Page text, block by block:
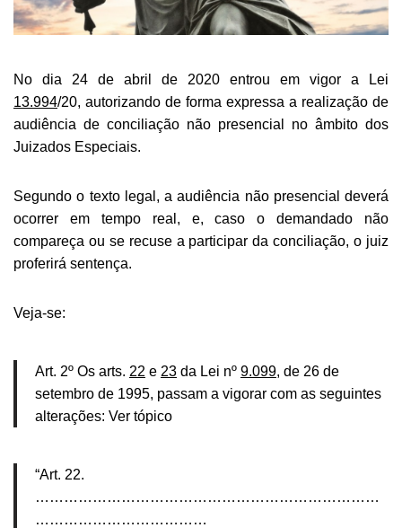
No dia 24 de abril de 2020 entrou em vigor a Lei
13.994/20, autorizando de forma expressa a realização de
audiência de conciliação não presencial no âmbito dos
Juizados Especiais.
Segundo o texto legal, a audiência não presencial deverá
ocorrer em tempo real, e, caso o demandado não
compareça ou se recuse a participar da conciliação, o juiz
proferirá sentença.
Veja-se:
Art. 2º Os arts. 22 e 23 da Lei nº 9.099, de 26 de
setembro de 1995, passam a vigorar com as seguintes
alterações: Ver tópico
“Art. 22.
………………………………………………………………
………………………………